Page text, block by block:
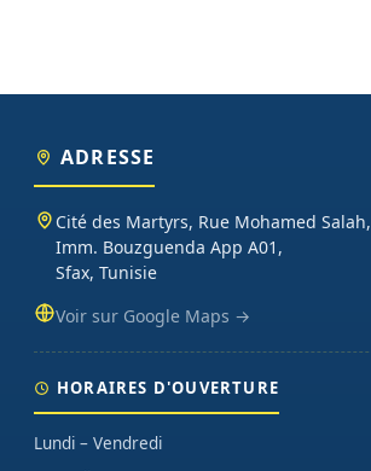
ADRESSE
Cité des Martyrs, Rue Mohamed Salah,
Imm. Bouzguenda App A01,
Sfax, Tunisie
Voir sur Google Maps →
HORAIRES D'OUVERTURE
Lundi – Vendredi